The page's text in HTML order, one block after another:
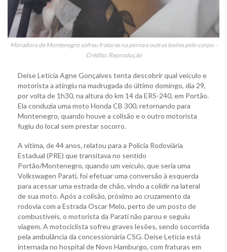
Moradora de Montenegro sofreu fraturas na perna e outras lesões pelo corpo -
Crédito: Reprodução
Deise Letícia Agne Gonçalves tenta descobrir qual veículo e
motorista a atingiu na madrugada do último domingo, dia 29,
por volta de 1h30, na altura do km 14 da ERS-240, em Portão.
Ela conduzia uma moto Honda CB 300, retornando para
Montenegro, quando houve a colisão e o outro motorista
fugiu do local sem prestar socorro.
A vítima, de 44 anos, relatou para a Polícia Rodoviária
Estadual (PRE) que transitava no sentido
Portão/Montenegro, quando um veículo, que seria uma
Volkswagen Parati, foi efetuar uma conversão à esquerda
para acessar uma estrada de chão, vindo a colidir na lateral
de sua moto. Após a colisão, próximo ao cruzamento da
rodovia com a Estrada Oscar Melo, perto de um posto de
combustíveis, o motorista da Parati não parou e seguiu
viagem. A motociclista sofreu graves lesões, sendo socorrida
pela ambulância da concessionária CSG. Deise Letícia está
internada no hospital de Novo Hamburgo, com fraturas em